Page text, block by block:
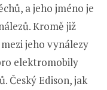
a jeho jméno je
Kromě již
jeho vynálezy
elektromobily
Edison, jak